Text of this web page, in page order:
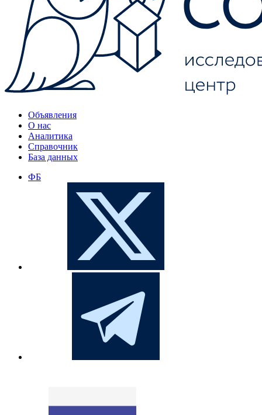
Объявления
О нас
Аналитика
Справочник
База данных
ФБ